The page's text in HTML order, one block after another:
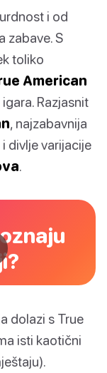
i od
zabave. S
toliko
American
Razjasnit
, najzabavnija
divlje varijacije
.
dolazi s True
isti kaotični